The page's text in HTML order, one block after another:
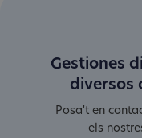
Gestiones
diversos
Posa't en
els